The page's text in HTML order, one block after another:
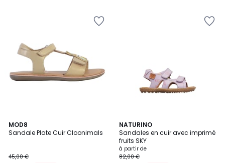
MOD8
Sandale Plate Cuir Cloonimals
45,00 €
NATURINO
Sandales en cuir avec imprimé
fruits SKY
à partir de
82,00 €